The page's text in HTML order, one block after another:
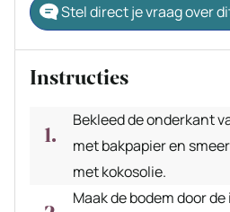
Stel direct je vraag over
Instructies
Bekleed de onderkant
met bakpapier en
met kokosolie.
Maak de bodem door